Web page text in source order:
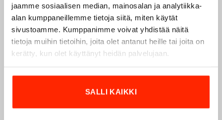
jaamme sosiaalisen median, mainosalan ja analytiikka-
alan kumppaneillemme tietoja siitä, miten käytät
sivustoamme. Kumppanimme voivat yhdistää näitä
tietoja muihin tietoihin, joita olet antanut heille tai joita on
kerätty, kun olet käyttänyt heidän palvelujaan.
SALLI KAIKKI
Origopro – Suomalainen laatumerkki vuodesta